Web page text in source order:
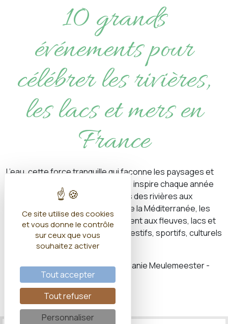
10 grands
événements pour
célébrer les rivières,
les lacs et mers en
France
L’eau, cette force tranquille qui façonne les paysages et
fait battre le cœur des territoires, inspire chaque année
des fêtes grandioses. Du clapotis des rivières aux
embruns salés de l’Atlantique et de la Méditerranée, les
Français célèbrent leur attachement aux fleuves, lacs et
mers à travers des événements festifs, sportifs, culturels
ou patrimoniaux.
Mise à jour janvier 2026 par Stéphanie Meulemeester -
Rives de Rêve
Ce site utilise des cookies
et vous donne le contrôle
sur ceux que vous
souhaitez activer
Tout accepter
Tout refuser
Personnaliser